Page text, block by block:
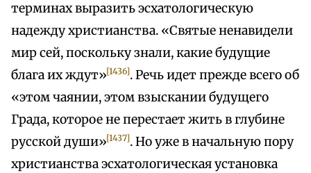
терминах выразить эсхатологическую
надежду христианства. «Святые ненавидели
мир сей, поскольку знали, какие будущие
блага их ждут»[1436]. Речь идет прежде всего об
«этом чаянии, этом взыскании будущего
Града, которое не перестает жить в глубине
русской души»[1437]. Но уже в начальную пору
христианства эсхатологическая установка